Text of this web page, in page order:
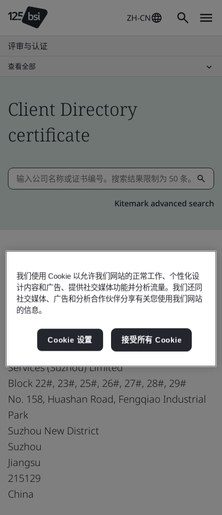
ZH-CN
评审与认证
查看全部
Client Directory
certificate
Kitemark advanced search
ANSI/ESD S20.20-2021
TT Electronics Integrated Manufacturing
Services (Suzhou) Limited
Block 22#, 23#, 25#, 26#, 27#, 28#, 29#
No. 158, Huashan Road, Fengqiao Industrial
Park
Suzhou New District
Suzhou
Jiangsu
215129
China
我们使用 Cookie 以允许我们网站的正常工作、个性化设
计内容和广告、提供社交媒体功能并分析流量。我们还同
社交媒体、广告和分析合作伙伴分享有关您使用我们网站
的信息。
Cookie 设置 接受所有 Cookie